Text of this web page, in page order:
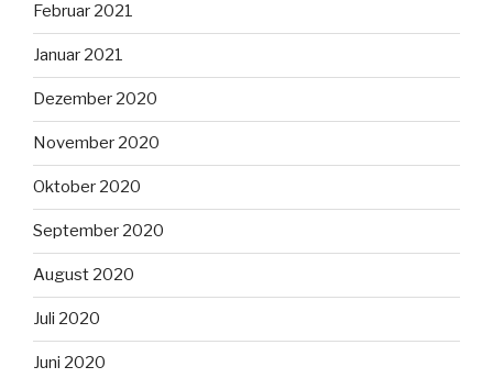
Februar 2021
Januar 2021
Dezember 2020
November 2020
Oktober 2020
September 2020
August 2020
Juli 2020
Juni 2020